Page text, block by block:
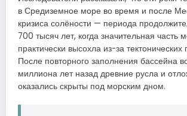
в Средиземное море во время и после
кризиса солёности — периода
700 тысяч лет, когда значительная часть
практически высохла из-за тектонических
После повторного заполнения бассейна
миллиона лет назад древние русла и
оказались скрыты под морским дном.